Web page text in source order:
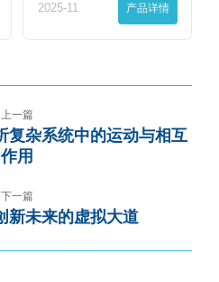
2025-11 产品详情
上一篇
复杂系统中的运动与相互
作用
下一篇
新未来的虚拟大道